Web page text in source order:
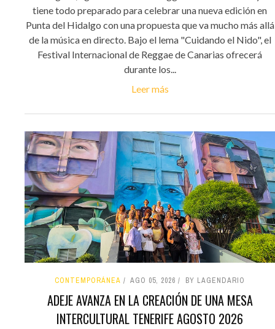
tiene todo preparado para celebrar una nueva edición en
Punta del Hidalgo con una propuesta que va mucho más allá
de la música en directo. Bajo el lema "Cuidando el Nido", el
Festival Internacional de Reggae de Canarias ofrecerá
durante los...
Leer más
CONTEMPORÁNEA AGO 05, 2026 BY LAGENDARIO
ADEJE AVANZA EN LA CREACIÓN DE UNA MESA
INTERCULTURAL TENERIFE AGOSTO 2026